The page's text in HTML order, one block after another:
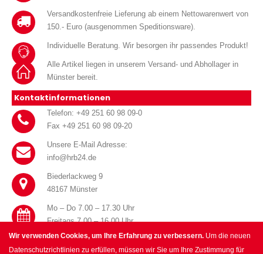
Wir verwenden Cookies, um Ihre Erfahrung zu verbessern. Um die neuen
Datenschutzrichtlinien zu erfüllen, müssen wir Sie um Ihre Zustimmung für
Versandkostenfreie Lieferung ab einem Nettowarenwert von
150.- Euro (ausgenommen Speditionsware).
Individuelle Beratung. Wir besorgen ihr passendes Produkt!
Alle Artikel liegen in unserem Versand- und Abhollager in
Münster bereit.
Kontaktinformationen
Telefon: +49 251 60 98 09-0
Fax +49 251 60 98 09-20
Unsere E-Mail Adresse:
info@hrb24.de
Biederlackweg 9
48167 Münster
Mo – Do 7.00 – 17.30 Uhr
Freitags 7.00 – 16.00 Uhr